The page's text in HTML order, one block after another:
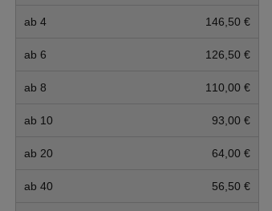
ab 4 146,50 €
ab 6 126,50 €
ab 8 110,00 €
ab 10 93,00 €
ab 20 64,00 €
ab 40 56,50 €